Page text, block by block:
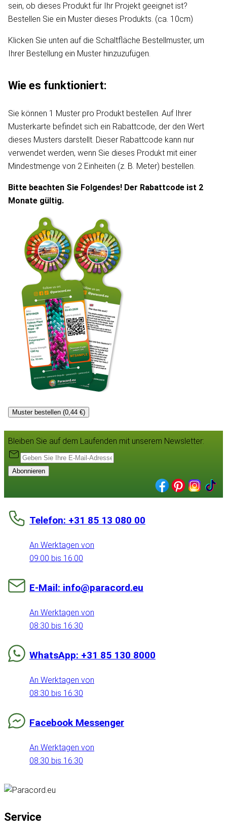
sein, ob dieses Produkt für Ihr Projekt geeignet ist?
Bestellen Sie ein Muster dieses Produkts. (ca. 10cm)
Klicken Sie unten auf die Schaltfläche Bestellmuster, um
Ihrer Bestellung ein Muster hinzuzufügen.
Wie es funktioniert:
Sie können 1 Muster pro Produkt bestellen. Auf Ihrer
Musterkarte befindet sich ein Rabattcode, der den Wert
dieses Musters darstellt. Dieser Rabattcode kann nur
verwendet werden, wenn Sie dieses Produkt mit einer
Mindestmenge von 2 Einheiten (z. B. Meter) bestellen.
Bitte beachten Sie Folgendes! Der Rabattcode ist 2
Monate gültig.
Muster bestellen (0,44 €)
Bleiben Sie auf dem Laufenden mit unserem Newsletter:
Abonnieren
Telefon: +31 85 13 080 00
An Werktagen von
09:00 bis 16:00
E-Mail: info@paracord.eu
An Werktagen von
08:30 bis 16:30
WhatsApp: +31 85 130 8000
An Werktagen von
08:30 bis 16:30
Facebook Messenger
An Werktagen von
08:30 bis 16:30
Service